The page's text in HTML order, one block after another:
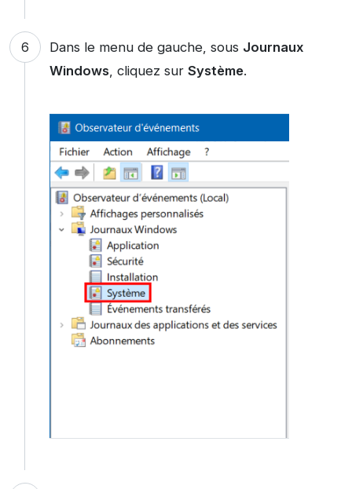
Dans le menu de gauche, sous Journaux
Windows, cliquez sur Système.